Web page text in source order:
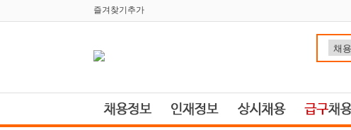
즐겨찾기추가